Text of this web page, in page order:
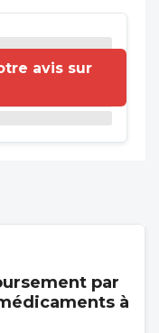
avis sur
par
à